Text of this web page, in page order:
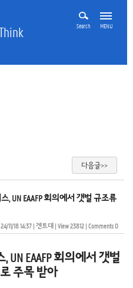
Search MENU
다음글>>
UN EAAFP 회의에서 갯벌 규조류
24/11/18 14:37| 겐트대| View 23812| Comments 0
EAAFP 회의에서 갯벌
주목 받아